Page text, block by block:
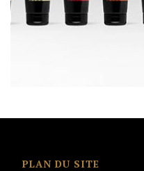
PLAN DU SITE